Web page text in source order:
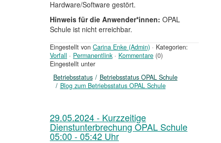
Hardware/Software gestört.
Hinweis für die Anwender*innen: OPAL
Schule ist nicht erreichbar.
Eingestellt von Carina Enke (Admin) · Kategorien:
Vorfall · Permanentlink · Kommentare (0)
Eingestellt unter
Betriebsstatus
Betriebsstatus OPAL Schule
Blog zum Betriebsstatus OPAL Schule
29.05.2024 - Kurzzeitige
Dienstunterbrechung OPAL Schule
05:00 - 05:42 Uhr